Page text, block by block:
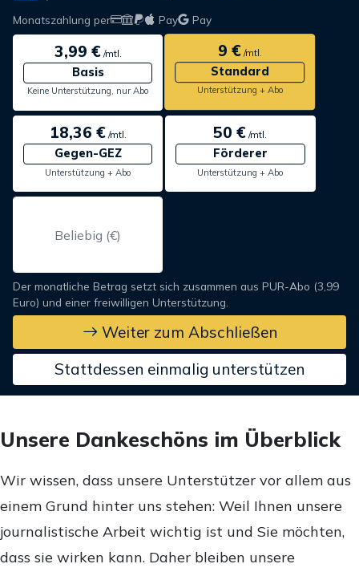
Monatszahlung per Pay Pay
3,99 €/mtl.
Basis
Keine Unterstützung, nur Abo
9 €/mtl.
Standard
Unterstützung + Abo
18,36 €/mtl.
Gegen-GEZ
Unterstützung + Abo
50 € /mtl.
Förderer
Unterstützung + Abo
Der monatliche Betrag setzt sich zusammen aus PUR-Abo (3,99
Euro) und einer freiwilligen Unterstützung.
Weiter zum Abschließen
Stattdessen einmalig unterstützen
Unsere Dankeschöns im Überblick
Wir wissen, dass unsere Unterstützer vor allem aus
einem Grund hinter uns stehen: Weil Ihnen unsere
journalistische Arbeit wichtig ist und Sie möchten,
dass sie wirken kann. Daher bleiben unsere